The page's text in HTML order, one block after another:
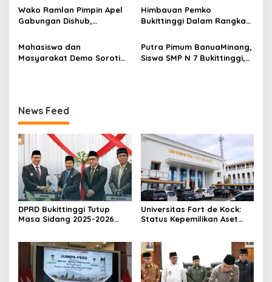
Kampus UFDK
Perubahan KUA-PPAS APBD
2026
Wako Ramlan Pimpin Apel
Gabungan Dishub,
Persiapan Angkutan Gratis
Pelajar
Himbauan Pemko
Bukittinggi Dalam Rangka
Tahun ke-81 Kemerdekaan
Republik Indonesia
Mahasiswa dan
Masyarakat Demo Soroti
Massa Aksi
Putra Pimum BanuaMinang,
Siswa SMP N 7 Bukittinggi,
News Feed
DPRD Bukittinggi Tutup
Masa Sidang 2025-2026
Beri Apresiasi
Universitas Fort de Kock:
Status Kepemilikan Aset
Putusan Mahkamah Agung
Nomor 2108/K/Pdt/2022